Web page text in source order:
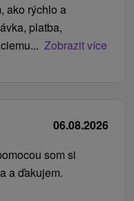
ako rýchlo a
platba,
Zobrazit více
06.08.2026
som si
a ďakujem.